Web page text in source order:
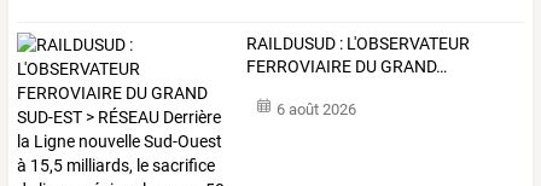
RAILDUSUD : L'OBSERVATEUR
FERROVIAIRE DUGRAND…
6 août 2026